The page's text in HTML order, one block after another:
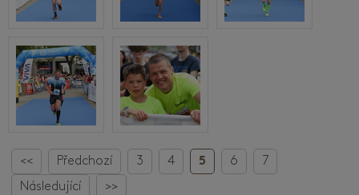
<< Předchozí 3 4 5 6
7
Následující
>>